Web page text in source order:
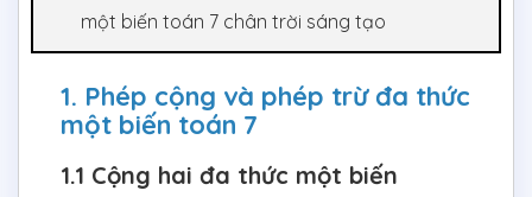
một biến toán 7 chân trời sáng tạo
1. Phép cộng và phép trừ đa thức
một biến toán 7
1.1 Cộng hai đa thức một biến